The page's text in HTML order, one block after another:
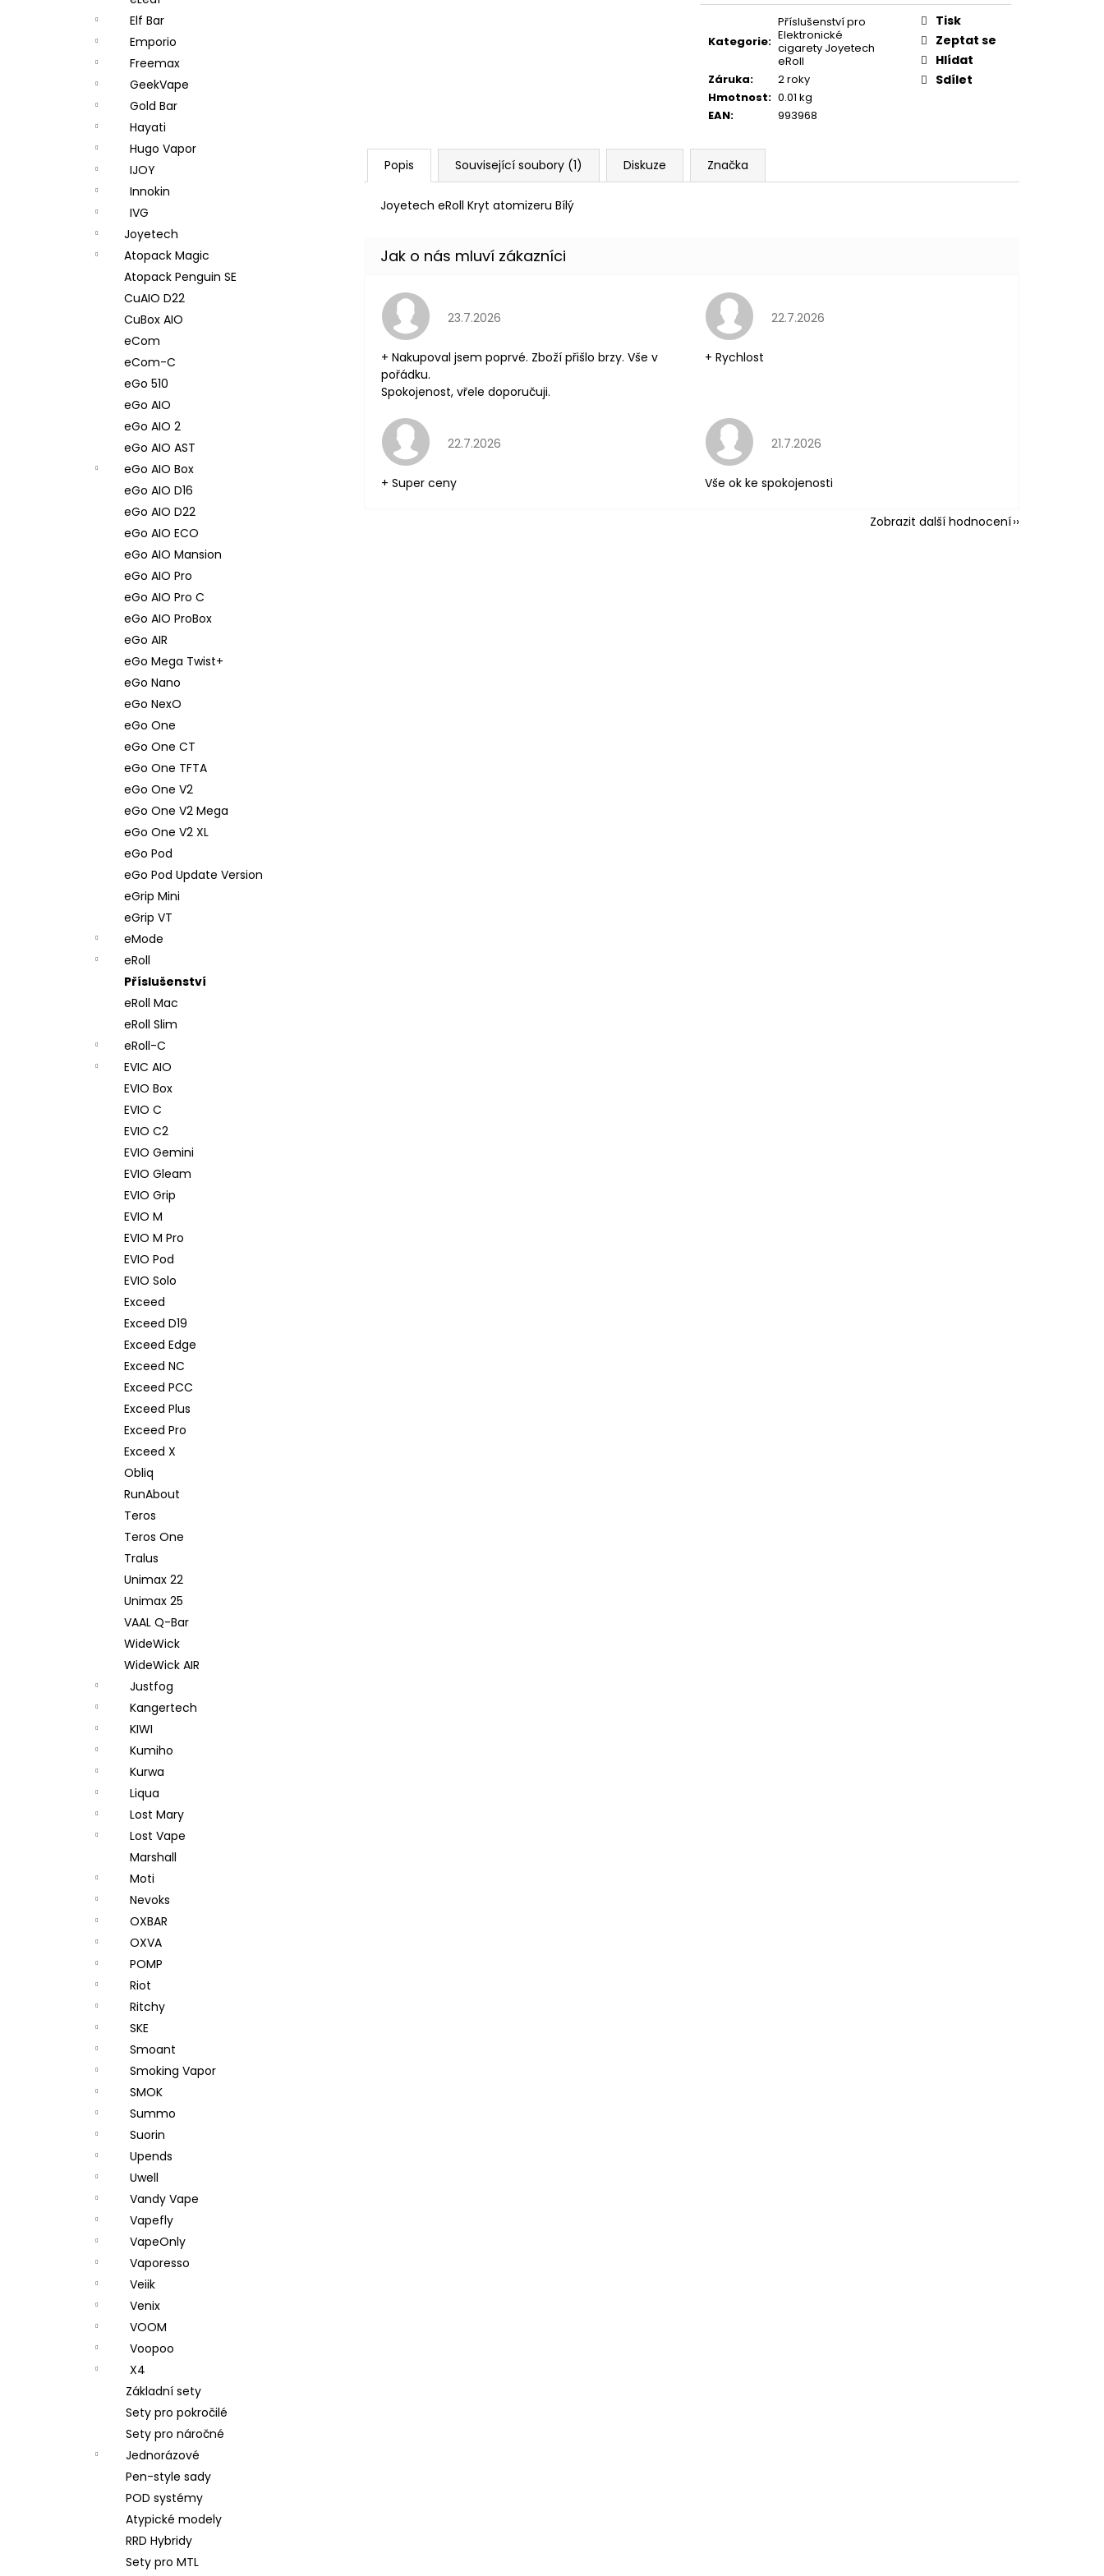
Elf Bar
Emporio
Freemax
GeekVape
Gold Bar
Hayati
Hugo Vapor
IJOY
Innokin
IVG
Joyetech
Atopack Magic
Atopack Penguin SE
CuAIO D22
CuBox AIO
eCom
eCom-C
eGo 510
eGo AIO
eGo AIO 2
eGo AIO AST
eGo AIO Box
eGo AIO D16
eGo AIO D22
eGo AIO ECO
eGo AIO Mansion
eGo AIO Pro
eGo AIO Pro C
eGo AIO ProBox
eGo AIR
eGo Mega Twist+
eGo Nano
eGo NexO
eGo One
eGo One CT
eGo One TFTA
eGo One V2
eGo One V2 Mega
eGo One V2 XL
eGo Pod
eGo Pod Update Version
eGrip Mini
eGrip VT
eMode
eRoll
Příslušenství
eRoll Mac
eRoll Slim
eRoll-C
EVIC AIO
EVIO Box
EVIO C
EVIO C2
EVIO Gemini
EVIO Gleam
EVIO Grip
EVIO M
EVIO M Pro
EVIO Pod
EVIO Solo
Exceed
Exceed D19
Exceed Edge
Exceed NC
Exceed PCC
Exceed Plus
Exceed Pro
Exceed X
Obliq
RunAbout
Teros
Teros One
Tralus
Unimax 22
Unimax 25
VAAL Q-Bar
WideWick
WideWick AIR
Justfog
Kangertech
KIWI
Kumiho
Kurwa
Liqua
Lost Mary
Lost Vape
Marshall
Moti
Nevoks
OXBAR
OXVA
POMP
Riot
Ritchy
SKE
Smoant
Smoking Vapor
SMOK
Summo
Suorin
Upends
Uwell
Vandy Vape
Vapefly
VapeOnly
Vaporesso
Veiik
Venix
VOOM
Voopoo
X4
Základní sety
Sety pro pokročilé
Sety pro náročné
Jednorázové
Pen-style sady
POD systémy
Atypické modely
RRD Hybridy
Sety pro MTL
cena:
Kategorie:
Příslušenství pro
Elektronické
cigarety Joyetech
eRoll
Záruka:
2 roky
Hmotnost: 0.01 kg
EAN: 993968
Tisk
Zeptat se
Hlídat
Sdílet
Popis Související soubory (1) Diskuze Značka
Joyetech eRoll Kryt atomizeru Bílý
Hodnocení obchodu je 5 z 5 hvězdiček.
23.7.2026
+ Nakupoval jsem poprvé. Zboží přišlo brzy. Vše v
pořádku.
Spokojenost, vřele doporučuji.
Hodnocení obchodu je 5 z 5 hvězdiček.
22.7.2026
+ Rychlost
Hodnocení obchodu je 5 z 5 hvězdiček.
22.7.2026
+ Super ceny
Hodnocení obchodu je 5 z 5 hvězdiček.
21.7.2026
Vše ok ke spokojenosti
Zobrazit další hodnocení
DEKANG DESERT SHIP 10ML 18MG
155 Kč
Původně:195 Kč
BÁZE FIFTY BOOSTER IMPERIA 5X10ML
649 Kč